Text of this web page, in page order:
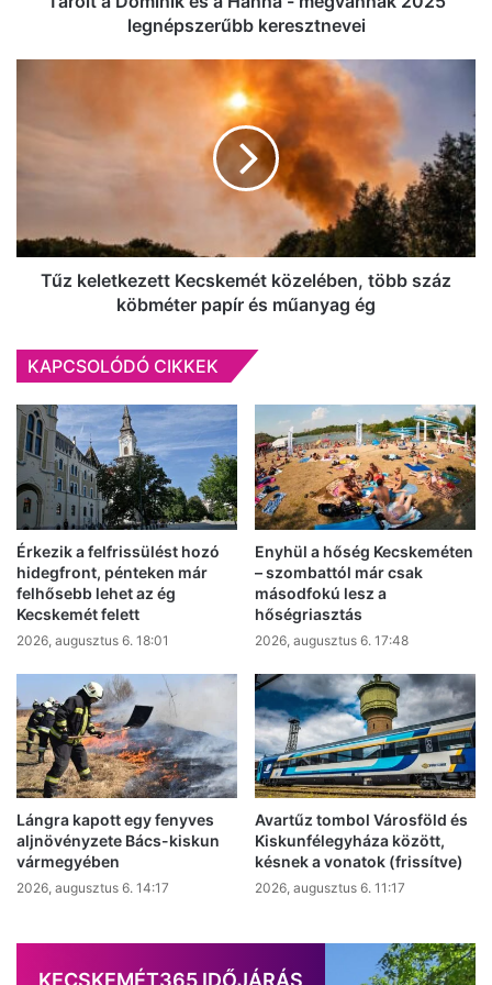
legnépszerűbb keresztnevei
közelében,
és
műanyag
Tűz keletkezett Kecskemét közelében, több száz
köbméter papír és műanyag ég
KAPCSOLÓDÓ CIKKEK
Érkezik a felfrissülést hozó
hidegfront, pénteken már
felhősebb lehet az ég
Kecskemét felett
2026, augusztus 6. 18:01
Enyhül a hőség Kecskeméten
– szombattól már csak
másodfokú lesz a
hőségriasztás
2026, augusztus 6. 17:48
Lángra kapott egy fenyves
aljnövényzete Bács-kiskun
vármegyében
2026, augusztus 6. 14:17
Avartűz tombol Városföld és
Kiskunfélegyháza között,
késnek a vonatok (frissítve)
2026, augusztus 6. 11:17
KECSKEMÉT365 IDŐJÁRÁS